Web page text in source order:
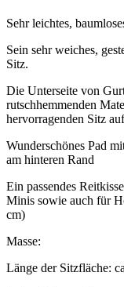
Sehr leichtes,
Sein sehr weiches,
Sitz.
Die Unterseite von
rutschhemmenden
hervorragenden Sitz
Wunderschönes Pad
am hinteren Rand
Ein passendes
Minis sowie auch für
cm)
Masse:
Länge der Sitzfläche: